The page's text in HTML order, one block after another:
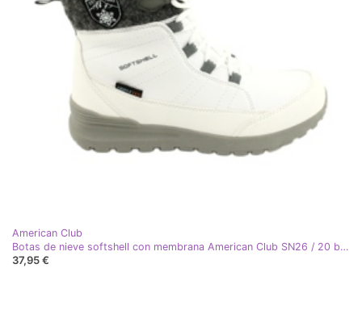
American Club
Botas de nieve softshell con membrana American Club SN26 / 20 blanca blanco gris
37,95 €